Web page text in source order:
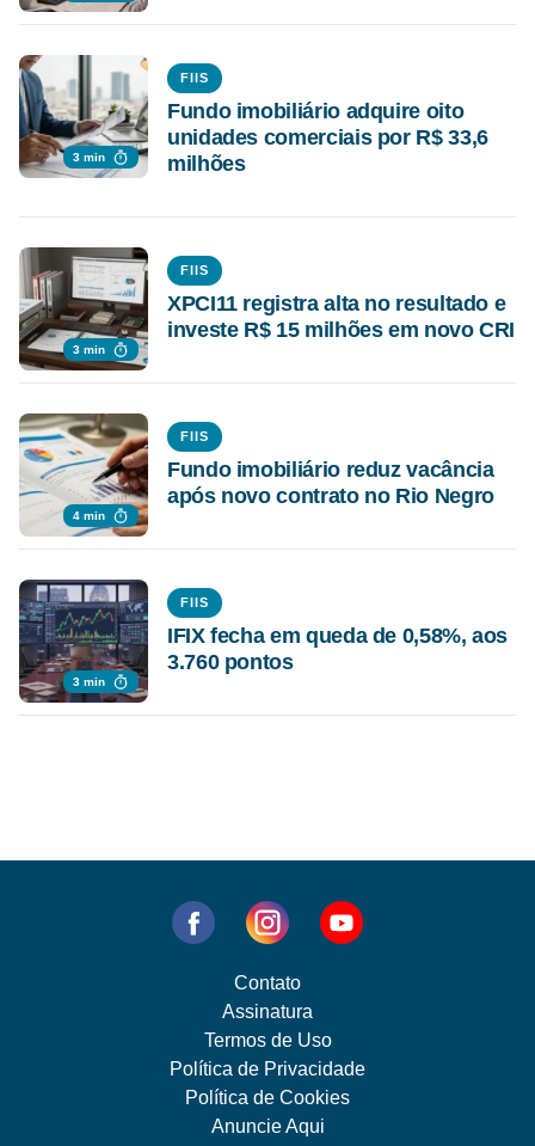
3 min
FIIS
Fundo imobiliário adquire oito
unidades comerciais por R$ 33,6
milhões
3 min
FIIS
XPCI11 registra alta no resultado e
investe R$ 15 milhões em novo CRI
4 min
FIIS
Fundo imobiliário reduz vacância
após novo contrato no Rio Negro
3 min
FIIS
IFIX fecha em queda de 0,58%, aos
3.760 pontos
Contato
Assinatura
Termos de Uso
Política de Privacidade
Política de Cookies
Anuncie Aqui